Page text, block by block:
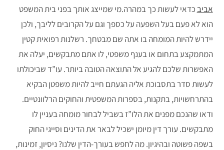
אביבכדאי לעשות כך במהרה.מי שמייצג אותך בפני בית המשפט
הוא לא פעם בעל השפעה על כספך וגם על הקרובים לליבך, ולכן
יידרש להיות המומחה בו אתה שם מבטחך. רשלנות רפואית קטין
המתמקצע בתחום או בענף משפטי, לו אתם מתבקשים, יעלה את
האפשרות שלכם להגיע אל התוצאה הטובה ביותר. עו”ד שביכולתו
לעשות סדר בתסבוכת אליה הגעתם חייב להיות משפטן הבקיא
בהתרחשויות, בתקנות, בספרות המשפטית והחוקים הרלוונטיים.
ודאו שהנכם מפנים את הלו”ז בשביל לבחור מומחה בעניין לו
מתבקשים. עורך דין מיומן ישכיל לבאר את הדינים וסייגי החוק
בשפה פשוטה ובהיגיון. מה לחפש בעורך-הדין שלנו? ניסיון, זמינות,